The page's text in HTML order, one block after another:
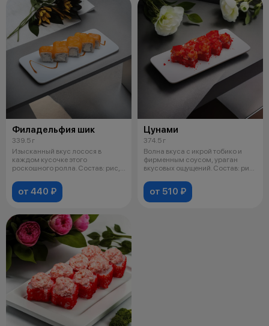
Филадельфия шик
339.5 г
Изысканный вкус лосося в
каждом кусочке этого
роскошного ролла. Состав: рис,
от 440 ₽
Цунами
374.5 г
Волна вкуса с икрой тобико и
фирменным соусом, ураган
вкусовых ощущений. Состав: рис,
от 510 ₽